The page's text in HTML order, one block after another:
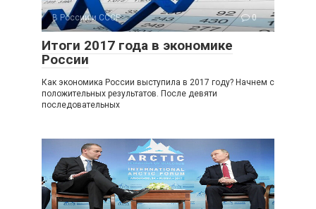
В России и СССР 0
Итоги 2017 года в экономике
России
Как экономика России выступила в 2017 году? Начнем с
положительных результатов. После девяти
последовательных